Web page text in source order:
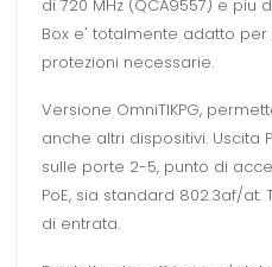
di 720 MHz (QCA9557) e piu
Box e' totalmente adatto
protezioni necessarie.
Versione OmniTIKPG,
anche altri dispositivi. Uscita
sulle porte 2-5, punto di
PoE, sia standard 802.3af/
di entrata.